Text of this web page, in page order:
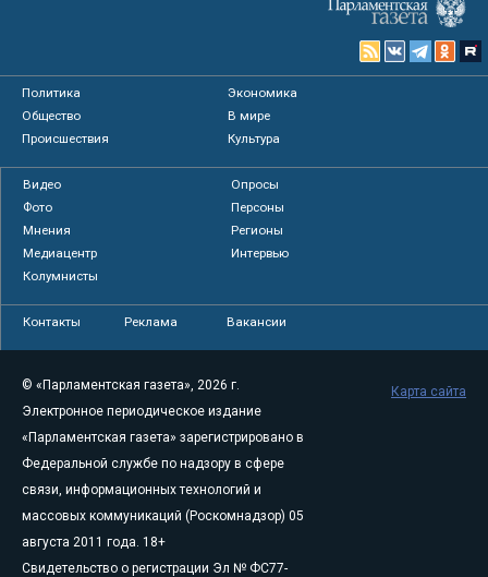
Политика
Экономика
Общество
В мире
Происшествия
Культура
Видео
Опросы
Фото
Персоны
Мнения
Регионы
Медиацентр
Интервью
Колумнисты
Контакты Реклама Вакансии
© «Парламентская газета», 2026 г.
Электронное периодическое издание
«Парламентская газета» зарегистрировано в
Федеральной службе по надзору в сфере
связи, информационных технологий и
массовых коммуникаций (Роскомнадзор) 05
августа 2011 года. 18+
Свидетельство о регистрации Эл № ФС77-
Карта сайта